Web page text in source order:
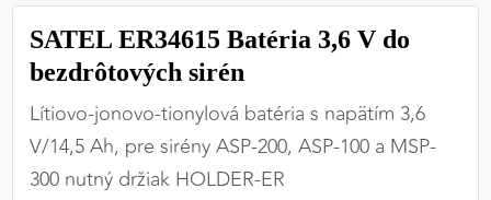
SATEL ER34615 Batéria 3,6 V do
bezdrôtových sirén
Lítiovo-jonovo-tionylová batéria s napätím 3,6
V/14,5 Ah, pre sirény ASP-200, ASP-100 a MSP-
300 nutný držiak HOLDER-ER
zabezpečiť jej plnú funkčnosť.
PREFERENČNÉ COOKIES